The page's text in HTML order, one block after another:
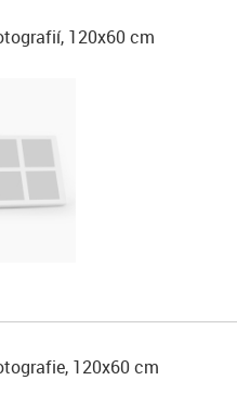
120x60 cm
120x60 cm